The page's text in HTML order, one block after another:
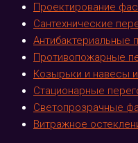
Проектирование
Сантехнические
Антибактериальные
Противопожарные
Козырьки и навесы
Стационарные
Светопрозрачные
Витражное